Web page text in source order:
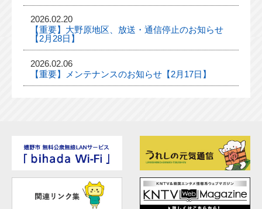
2026.02.20
【重要】大野原地区、放送・通信停止のお知らせ
【2月28日】
2026.02.06
【重要】メンテナンスのお知らせ【2月17日】